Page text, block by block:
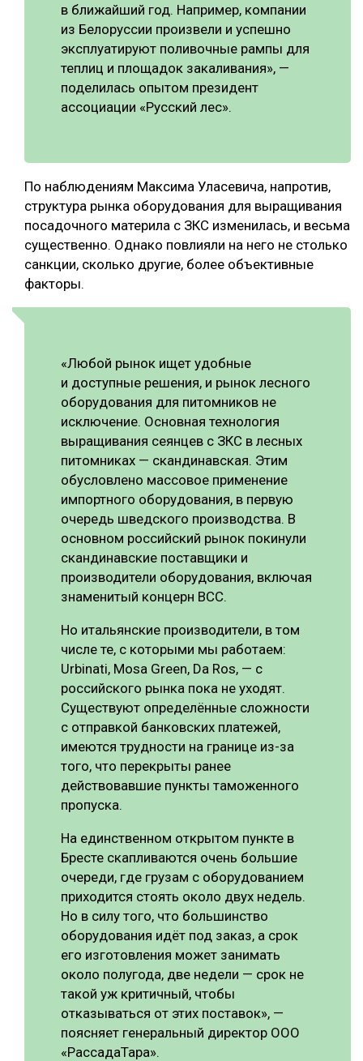
в ближайший год. Например, компании
из Белоруссии произвели и успешно
эксплуатируют поливочные рампы для
теплиц и площадок закаливания», —
поделилась опытом президент
ассоциации «Русский лес».
По наблюдениям Максима Уласевича, напротив,
структура рынка оборудования для выращивания
посадочного материла с ЗКС изменилась, и весьма
существенно. Однако повлияли на него не столько
санкции, сколько другие, более объективные
факторы.
«Любой рынок ищет удобные
и доступные решения, и рынок лесного
оборудования для питомников не
исключение. Основная технология
выращивания сеянцев с ЗКС в лесных
питомниках — скандинавская. Этим
обусловлено массовое применение
импортного оборудования, в первую
очередь шведского производства. В
основном российский рынок покинули
скандинавские поставщики и
производители оборудования, включая
знаменитый концерн BCC.
Но итальянские производители, в том
числе те, с которыми мы работаем:
Urbinati, Mosa Green, Da Ros, — с
российского рынка пока не уходят.
Существуют определённые сложности
с отправкой банковских платежей,
имеются трудности на границе из-за
того, что перекрыты ранее
действовавшие пункты таможенного
пропуска.
На единственном открытом пункте в
Бресте скапливаются очень большие
очереди, где грузам с оборудованием
приходится стоять около двух недель.
Но в силу того, что большинство
оборудования идёт под заказ, а срок
его изготовления может занимать
около полугода, две недели — срок не
такой уж критичный, чтобы
отказываться от этих поставок», —
поясняет генеральный директор ООО
«РассадаТара».